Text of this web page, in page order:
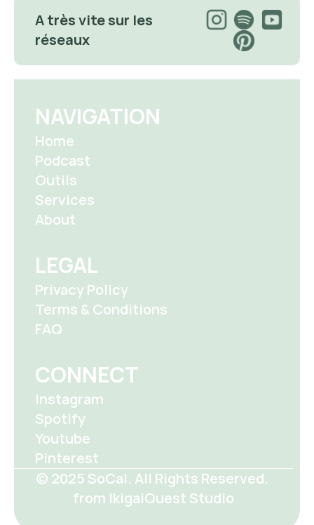
A très vite sur les
réseaux
NAVIGATION
Home
Podcast
Outils
Services
About
LEGAL
Privacy Policy
Terms & Conditions
FAQ
CONNECT
Instagram
Spotify
Youtube
Pinterest
© 2025 SoCal. All Rights Reserved.
from IkigaiQuest Studio